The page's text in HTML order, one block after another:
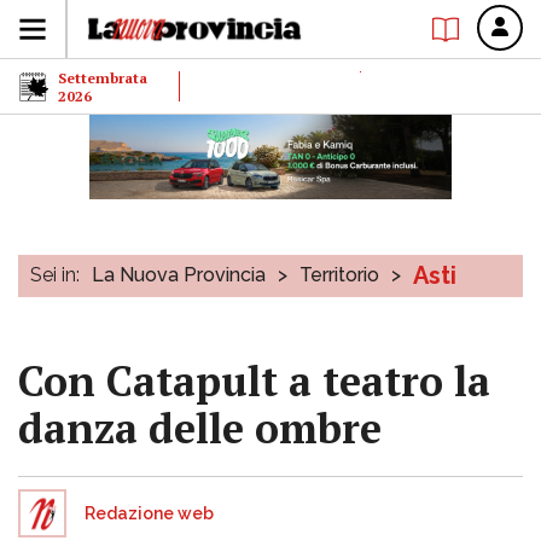
Settembrata
2026
Sei in: La Nuova Provincia > Territorio > Asti
Con Catapult a teatro la
danza delle ombre
Redazione web